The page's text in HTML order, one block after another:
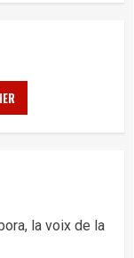
la voix de la